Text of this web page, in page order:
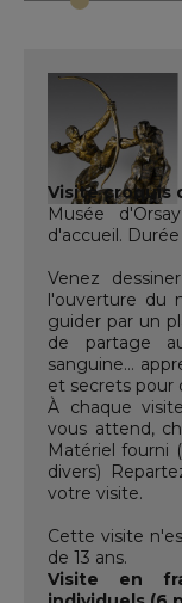
Visite croquis
Musée
d'accueil. Durée
Venez
l'ouverture du
guider par un
de partage
sanguine…
et secrets pour
À chaque
vous attend,
Matériel fourni
divers)
votre visite.
Cette visite
de 13 ans.
Visite en